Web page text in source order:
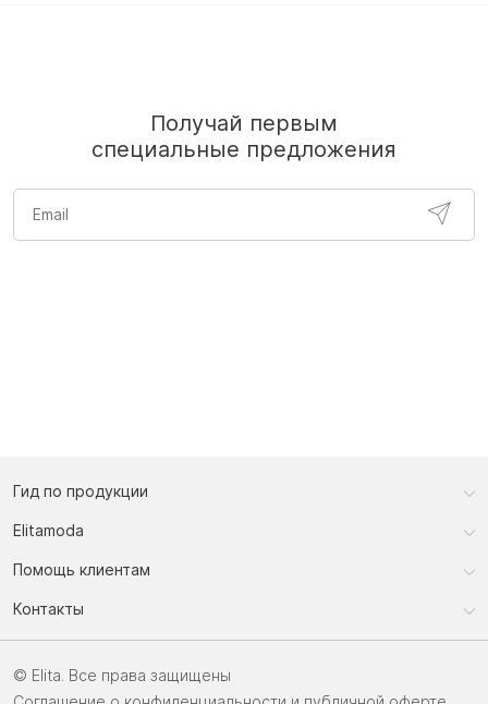
Получай первым
специальные предложения
Гид по продукции
Elitamoda
Помощь клиентам
Контакты
© Elita. Все права защищены